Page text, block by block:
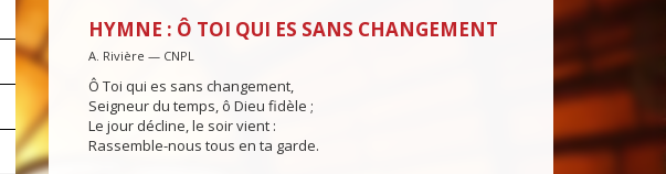
HYMNE : Ô TOI QUI ES SANS CHANGEMENT
A. Rivière — CNPL
Ô Toi qui es sans changement,
Seigneur du temps, ô Dieu fidèle ;
Le jour décline, le soir vient :
Rassemble-nous tous en ta garde.